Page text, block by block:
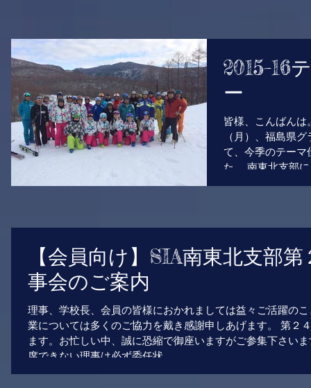
2015−16
ー
皆様、こんばん
（月）、福島県
て、今季のテーマ
た。 南東北支部
【会員向け】SIA南東北支部
事会のご案内
理事、学校長、会員の皆様におかれましては益々ご活躍の
業については多くのご協力を戴き感謝申しあげます。 第２
ます。お忙しい中、誠に恐縮で御座いますがご参集下さい
席できない理事は必ず委任状...